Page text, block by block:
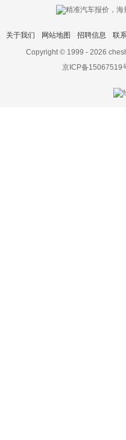
关于我们 网站地图 招聘信息
联
Copyright © 1999 - 2026
京ICP备15067519